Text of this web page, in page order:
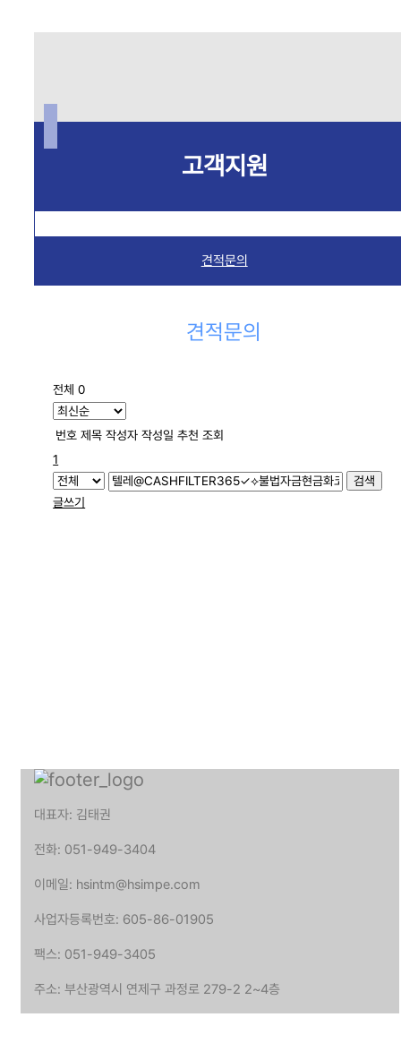
고객지원
견적문의
견적문의
전체 0
번호 제목 작성자 작성일 추천 조회
1
검색
글쓰기
대표자: 김태권
전화: 051-949-3404
이메일: hsintm@hsimpe.com
사업자등록번호: 605-86-01905
팩스: 051-949-3405
주소: 부산광역시 연제구 과정로 279-2 2~4층